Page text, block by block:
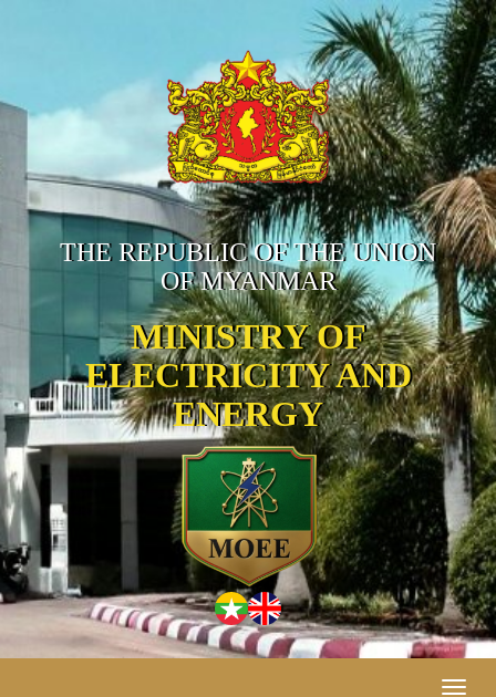
THE REPUBLIC OF THE UNION
OF MYANMAR
MINISTRY OF
ELECTRICITY AND
ENERGY
Toggle